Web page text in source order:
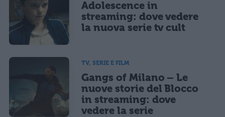
Adolescence in
streaming: dove vedere
la nuova serie tv cult
TV, SERIE E FILM
Gangs of Milano – Le
nuove storie del Blocco
in streaming: dove
vedere la serie